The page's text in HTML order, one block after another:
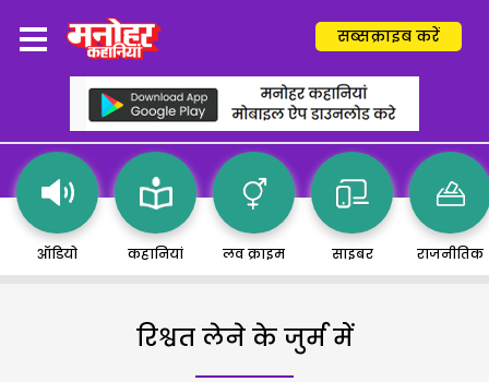
सब्सक्राइब करें
ऑडियो कहानियां लव क्राइम साइबर राजनीतिक
रिश्वत लेने के जुर्म में